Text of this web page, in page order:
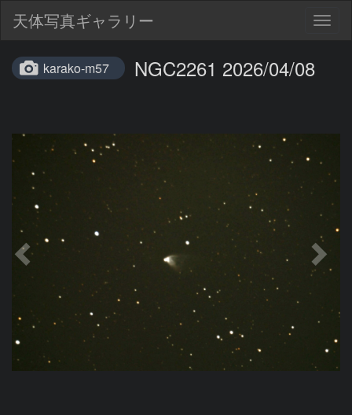
天体写真ギャラリー
karako-m57 NGC2261 2026/04/08